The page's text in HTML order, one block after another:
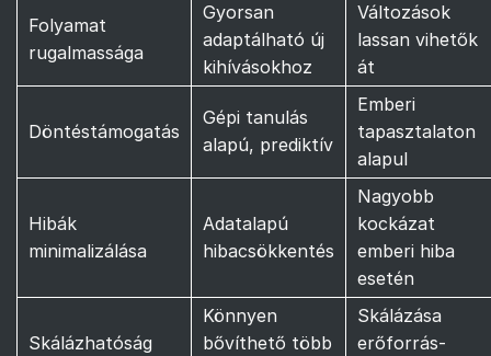
Folyamat
rugalmassága
Gyorsan
adaptálható új
kihívásokhoz
Változások
lassan vihetők
át
Döntéstámogatás
Gépi tanulás
alapú, prediktív
Emberi
tapasztalaton
alapul
Hibák
minimalizálása
Adatalapú
hibacsökkentés
Nagyobb
kockázat
emberi hiba
esetén
Skálázhatóság
Könnyen
bővíthető több
Skálázása
erőforrás-